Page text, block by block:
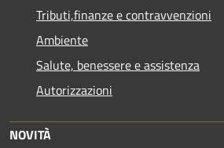
Tributi,finanze e contravvenzioni
Ambiente
Salute, benessere e assistenza
Autorizzazioni
NOVITÀ